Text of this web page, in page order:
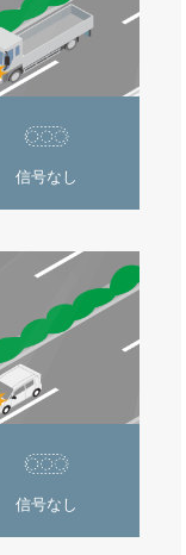
信号なし
信号なし